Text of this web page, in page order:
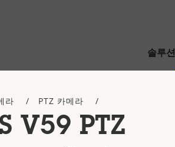
솔루션
라 PTZ 카메라
V59 PTZ